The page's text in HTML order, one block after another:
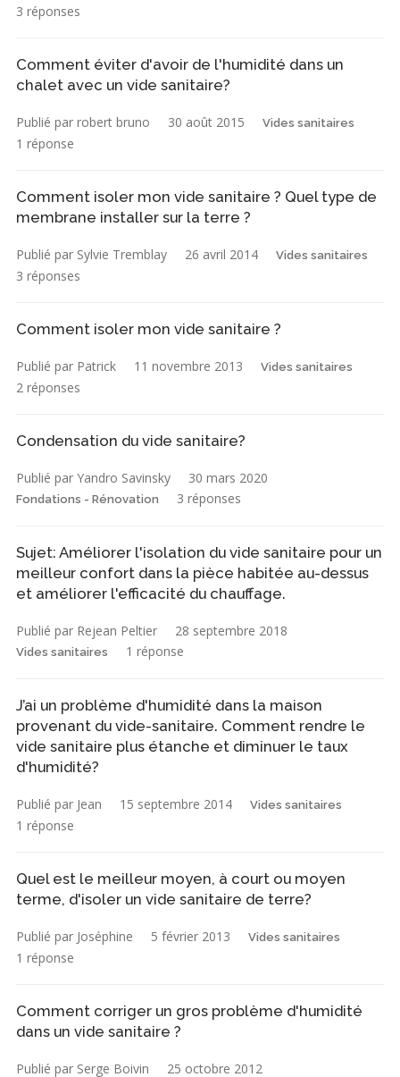
3 réponses
Comment éviter d'avoir de l'humidité dans un
chalet avec un vide sanitaire?
Publié par robert bruno 30 août 2015 Vides sanitaires
1 réponse
Comment isoler mon vide sanitaire ? Quel type de
membrane installer sur la terre ?
Publié par Sylvie Tremblay 26 avril 2014 Vides sanitaires
3 réponses
Comment isoler mon vide sanitaire ?
Publié par Patrick 11 novembre 2013 Vides sanitaires
2 réponses
Condensation du vide sanitaire?
Publié par Yandro Savinsky 30 mars 2020
Fondations - Rénovation 3 réponses
Sujet: Améliorer l'isolation du vide sanitaire pour un
meilleur confort dans la pièce habitée au-dessus
et améliorer l'efficacité du chauffage.
Publié par Rejean Peltier 28 septembre 2018
Vides sanitaires 1 réponse
J’ai un problème d'humidité dans la maison
provenant du vide-sanitaire. Comment rendre le
vide sanitaire plus étanche et diminuer le taux
d'humidité?
Publié par Jean 15 septembre 2014 Vides sanitaires
1 réponse
Quel est le meilleur moyen, à court ou moyen
terme, d'isoler un vide sanitaire de terre?
Publié par Joséphine 5 février 2013 Vides sanitaires
1 réponse
Comment corriger un gros problème d'humidité
dans un vide sanitaire ?
Publié par Serge Boivin 25 octobre 2012